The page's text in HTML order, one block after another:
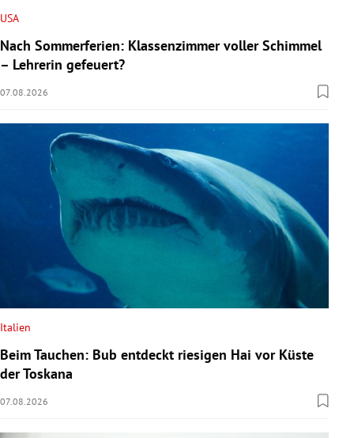
USA
Nach Sommerferien: Klassenzimmer voller Schimmel
– Lehrerin gefeuert?
07.08.2026
Italien
Beim Tauchen: Bub entdeckt riesigen Hai vor Küste
der Toskana
07.08.2026